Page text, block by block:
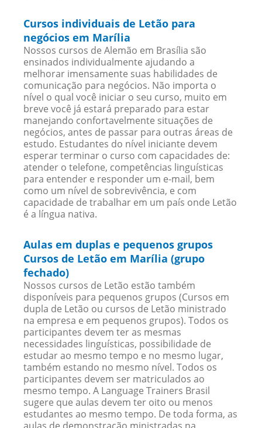
Cursos individuais de Letão para
negócios em Marília
Nossos cursos de Alemão em Brasília são
ensinados individualmente ajudando a
melhorar imensamente suas habilidades de
comunicação para negócios. Não importa o
nível o qual você iniciar o seu curso, muito em
breve você já estará preparado para estar
manejando confortavelmente situações de
negócios, antes de passar para outras áreas de
estudo. Estudantes do nível iniciante devem
esperar terminar o curso com capacidades de:
atender o telefone, competências linguísticas
para entender e responder um e-mail, bem
como um nível de sobrevivência, e com
capacidade de trabalhar em um país onde Letão
é a língua nativa.
Aulas em duplas e pequenos grupos
Cursos de Letão em Marília (grupo
fechado)
Nossos cursos de Letão estão também
disponíveis para pequenos grupos (Cursos em
dupla de Letão ou cursos de Letão ministrado
na empresa e em pequenos grupos). Todos os
participantes devem ter as mesmas
necessidades linguísticas, possibilidade de
estudar ao mesmo tempo e no mesmo lugar,
também estando no mesmo nível. Todos os
participantes devem ser matriculados ao
mesmo tempo. A Language Trainers Brasil
sugere que aulas devem ter oito ou menos
estudantes ao mesmo tempo. De toda forma, as